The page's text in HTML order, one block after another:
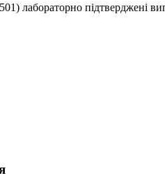
лабораторно підтверджені